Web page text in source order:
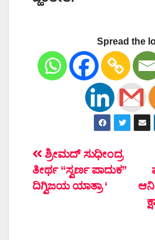
Spread the
ಲೇಖನದ
ನ್ಯಾವಿಗೇಶನ್
ಆನಿ
ಶ್ರೀಮದ್ ಸುಧೀಂದ್ರ
ತೀರ್ಥ “ಸ್ವರ್ಣ ಪಾದುಕ”
ದಿಗ್ವಿಜಯ ಯಾತ್ರಾ ‘